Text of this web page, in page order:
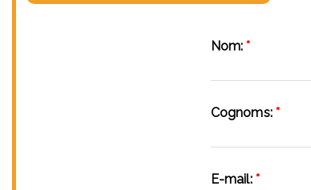
Nom:*
Cognoms: *
E-mail: *